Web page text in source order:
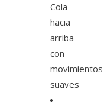
Cola
hacia
arriba
con
movimientos
suaves